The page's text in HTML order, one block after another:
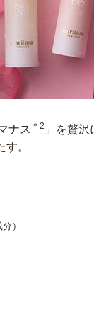
ナス ＊2 」を贅
。
）